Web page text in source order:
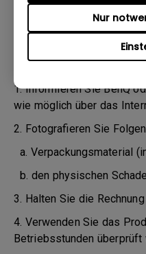
Nur
wir Sie, folgende
- Dadurch können wir
Schaden während des
entstanden ist.
1. Informieren Sie BenQ
wie möglich über das
2. Fotografieren Sie
a. Verpackungsmaterial
b. den physischen
3. Halten Sie die
4. Verwenden Sie das
Betriebsstunden überprüft